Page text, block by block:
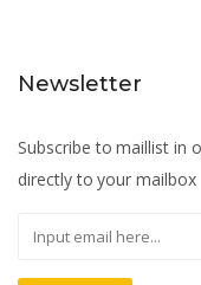
Newsletter
Subscribe to maillist in
directly to your mailbox